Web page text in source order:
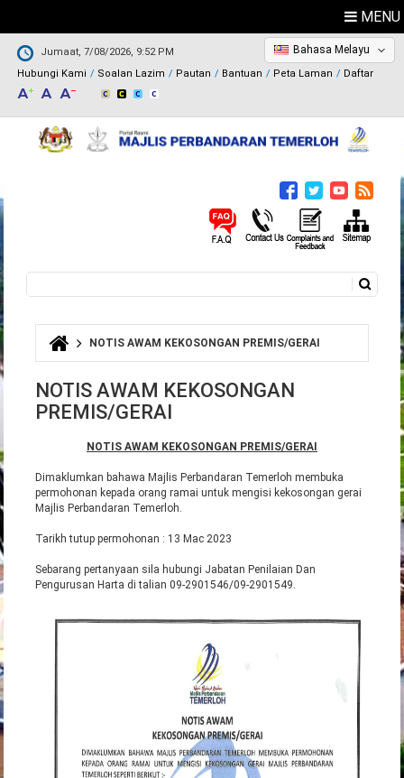
MENU
Jumaat, 7/08/2026, 9:52 PM
Hubungi Kami
Soalan Lazim Pautan Bantuan Peta Laman Daftar
Bahasa Melayu
Borang carian
Anda di siniNOTIS AWAM KEKOSONGAN PREMIS/GERAI
NOTIS AWAM KEKOSONGAN
PREMIS/GERAI
NOTIS AWAM KEKOSONGAN PREMIS/GERAI
Dimaklumkan bahawa Majlis Perbandaran Temerloh membuka
permohonan kepada orang ramai untuk mengisi kekosongan gerai
Majlis Perbandaran Temerloh.
Tarikh tutup permohonan : 13 Mac 2023
Sebarang pertanyaan sila hubungi Jabatan Penilaian Dan
Pengurusan Harta di talian 09-2901546/09-2901549.